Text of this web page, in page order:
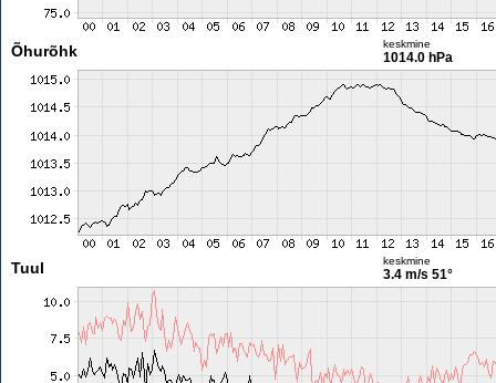
Õhurõhk keskmine
1014.0 hPa
Tuul keskmine
3.4 m/s 51°